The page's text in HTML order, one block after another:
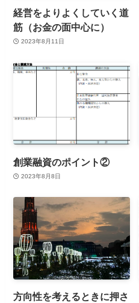
経営をよりよくしていく道
筋（お金の面中心に）
2023年8月11日
創業融資のポイント②
2023年8月8日
方向性を考えるときに押さ